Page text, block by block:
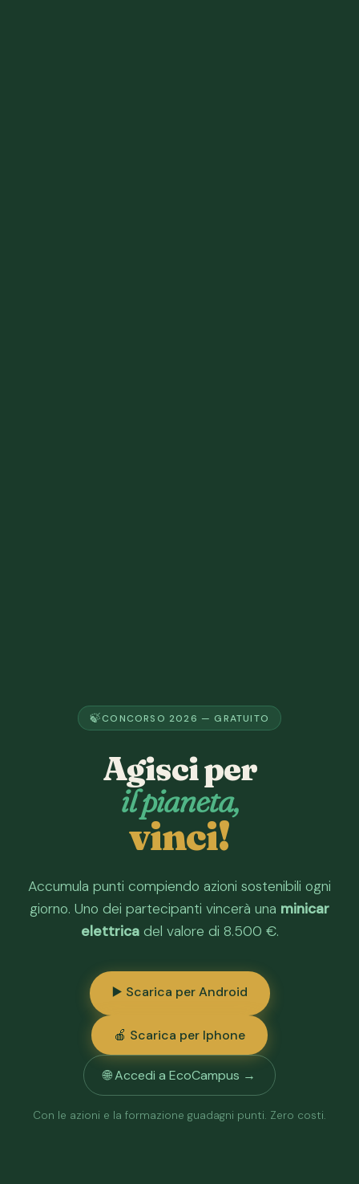
CONCORSO 2026 — GRATUITO
Agisci per
il pianeta,
vinci!
Accumula punti compiendo azioni sostenibili ogni
giorno. Uno dei partecipanti vincerà una minicar
elettricadel valore di 8.500 €.
▶️ Scarica per Android
🍎 Scarica per Iphone
🌐 Accedi a EcoCampus →
Con le azioni e la formazione guadagni punti. Zero costi.